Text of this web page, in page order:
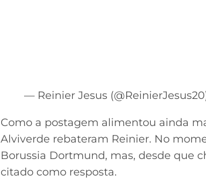
— Reinier Jesus
Como a postagem alimentou ainda
Alviverde rebateram Reinier. No
Borussia Dortmund, mas, desde que
citado como resposta.